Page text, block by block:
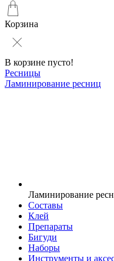
Корзина
В корзине пусто!
Ресницы
Ламинирование ресниц
Ламинирование
Составы
Клей
Препараты
Бигуди
Наборы
Инструменты и